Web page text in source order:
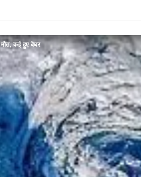
मौत, कई हुए बेघर